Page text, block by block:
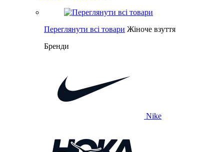
Переглянути всі товари Жіноче взуття
Бренди
Nike